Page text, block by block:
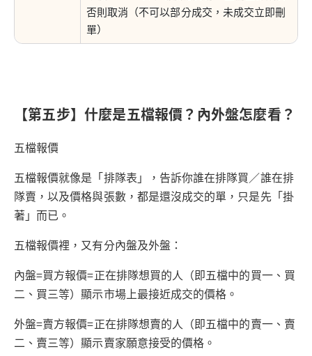
否則取消（不可以部分成交，未成交立即刪
單）
【第五步】什麼是五檔報價？內外盤怎麼看？
五檔報價
五檔報價就像是「排隊表」，告訴你誰在排隊買／誰在排
隊賣，以及價格與張數，都是還沒成交的單，只是先「掛
著」而已。
五檔報價裡，又有分內盤及外盤：
內盤=買方報價=正在排隊想買的人（即五檔中的買一、買
二、買三等）顯示市場上最接近成交的價格。
外盤=賣方報價=正在排隊想賣的人（即五檔中的賣一、賣
二、賣三等）顯示賣家願意接受的價格。